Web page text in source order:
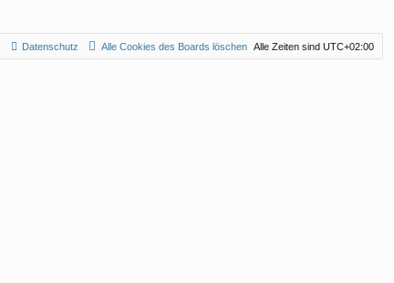
Alle Zeiten sind UTC+02:00
Alle Cookies des Boards löschen
Datenschutz